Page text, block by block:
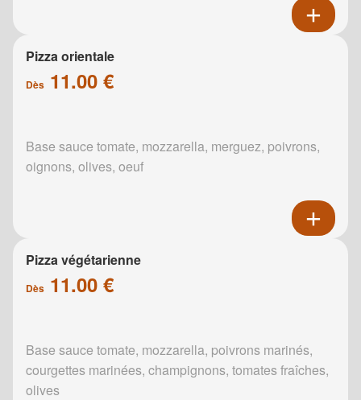
Pizza orientale
Dès 11.00 €
Base sauce tomate, mozzarella, merguez, poivrons,
oignons, olives, oeuf
Pizza végétarienne
Dès 11.00 €
Base sauce tomate, mozzarella, poivrons marinés,
courgettes marinées, champignons, tomates fraîches,
olives